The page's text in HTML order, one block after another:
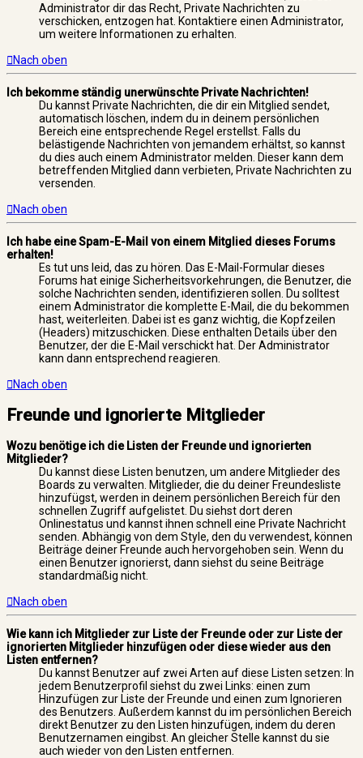
Administrator dir das Recht, Private Nachrichten zu
verschicken, entzogen hat. Kontaktiere einen Administrator,
um weitere Informationen zu erhalten.
Nach oben
Ich bekomme ständig unerwünschte Private Nachrichten!
Du kannst Private Nachrichten, die dir ein Mitglied sendet,
automatisch löschen, indem du in deinem persönlichen
Bereich eine entsprechende Regel erstellst. Falls du
belästigende Nachrichten von jemandem erhältst, so kannst
du dies auch einem Administrator melden. Dieser kann dem
betreffenden Mitglied dann verbieten, Private Nachrichten zu
versenden.
Nach oben
Ich habe eine Spam-E-Mail von einem Mitglied dieses Forums
erhalten!
Es tut uns leid, das zu hören. Das E-Mail-Formular dieses
Forums hat einige Sicherheitsvorkehrungen, die Benutzer, die
solche Nachrichten senden, identifizieren sollen. Du solltest
einem Administrator die komplette E-Mail, die du bekommen
hast, weiterleiten. Dabei ist es ganz wichtig, die Kopfzeilen
(Headers) mitzuschicken. Diese enthalten Details über den
Benutzer, der die E-Mail verschickt hat. Der Administrator
kann dann entsprechend reagieren.
Nach oben
Freunde und ignorierte Mitglieder
Wozu benötige ich die Listen der Freunde und ignorierten
Mitglieder?
Du kannst diese Listen benutzen, um andere Mitglieder des
Boards zu verwalten. Mitglieder, die du deiner Freundesliste
hinzufügst, werden in deinem persönlichen Bereich für den
schnellen Zugriff aufgelistet. Du siehst dort deren
Onlinestatus und kannst ihnen schnell eine Private Nachricht
senden. Abhängig von dem Style, den du verwendest, können
Beiträge deiner Freunde auch hervorgehoben sein. Wenn du
einen Benutzer ignorierst, dann siehst du seine Beiträge
standardmäßig nicht.
Nach oben
Wie kann ich Mitglieder zur Liste der Freunde oder zur Liste der
ignorierten Mitglieder hinzufügen oder diese wieder aus den
Listen entfernen?
Du kannst Benutzer auf zwei Arten auf diese Listen setzen: In
jedem Benutzerprofil siehst du zwei Links: einen zum
Hinzufügen zur Liste der Freunde und einen zum Ignorieren
des Benutzers. Außerdem kannst du im persönlichen Bereich
direkt Benutzer zu den Listen hinzufügen, indem du deren
Benutzernamen eingibst. An gleicher Stelle kannst du sie
auch wieder von den Listen entfernen.